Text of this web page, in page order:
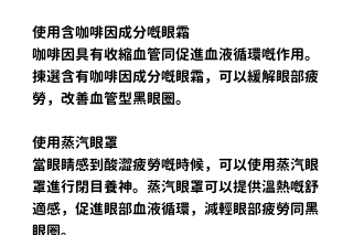
使用含咖啡因成分嘅眼霜
咖啡因具有收縮血管同促進血液循環嘅作用。
揀選含有咖啡因成分嘅眼霜，可以緩解眼部疲
勞，改善血管型黑眼圈。
使用蒸汽眼罩
當眼睛感到酸澀疲勞嘅時候，可以使用蒸汽眼
罩進行閉目養神。蒸汽眼罩可以提供溫熱嘅舒
適感，促進眼部血液循環，減輕眼部疲勞同黑
眼圈。